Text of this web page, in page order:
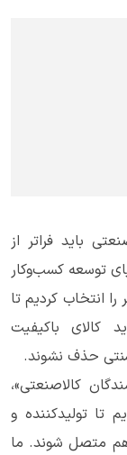
باید فراتر از
توسعه کسب‌وکار
انتخاب کردیم تا
کالای باکیفیت
سنتی حذف نشوند.
کالاصنعتی»،
تا تولیدکننده و
متصل شوند. ما